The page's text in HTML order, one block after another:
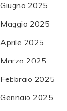
Giugno 2025
Maggio 2025
Aprile 2025
Marzo 2025
Febbraio 2025
Gennaio 2025